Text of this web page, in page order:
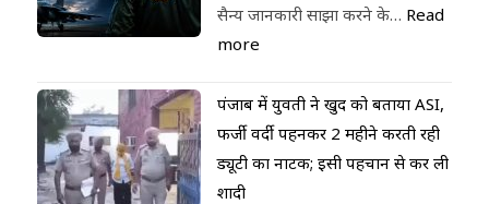
सैन्य जानकारी साझा करने के… Read
more
पंजाब में युवती ने खुद को बताया ASI,
फर्जी वर्दी पहनकर 2 महीने करती रही
ड्यूटी का नाटक; इसी पहचान से कर ली
शादी